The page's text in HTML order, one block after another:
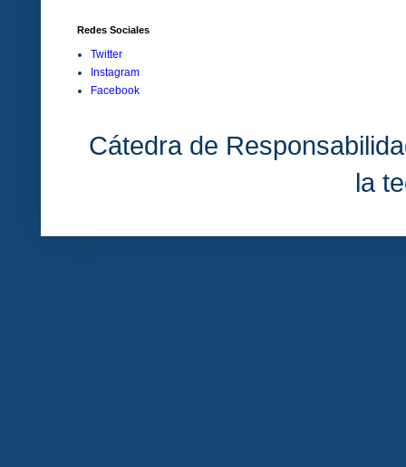
Redes Sociales
Twitter
Instagram
Facebook
Cátedra de
la